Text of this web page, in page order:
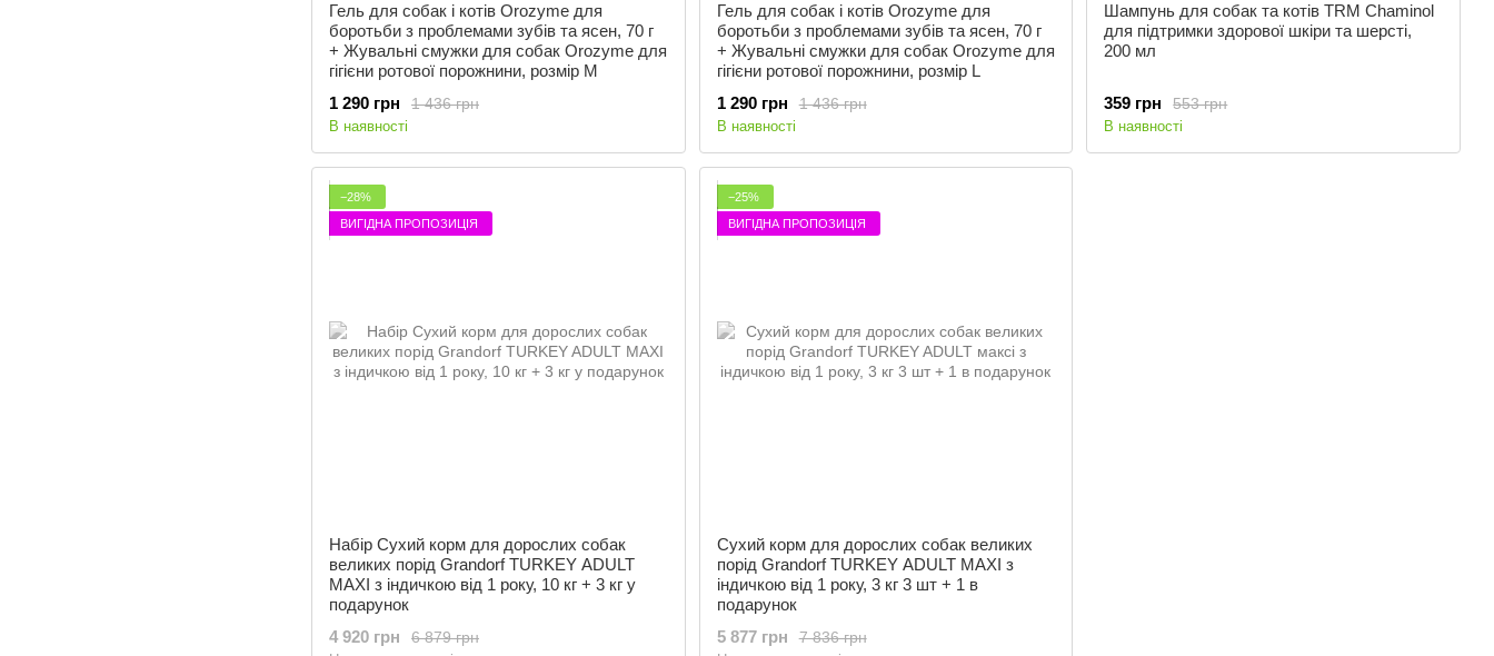
Гель для собак і котів Orozyme для
боротьби з проблемами зубів та ясен, 70 г
+ Жувальні смужки для собак Orozyme для
гігієни ротової порожнини, розмір M
1 436 грн
1 290 грн
В наявності
Гель для собак і котів Orozyme для
боротьби з проблемами зубів та ясен, 70 г
+ Жувальні смужки для собак Orozyme для
гігієни ротової порожнини, розмір L
1 436 грн
1 290 грн
В наявності
Шампунь для собак та котів TRM Chaminol
для підтримки здорової шкіри та шерсті,
200 мл
553 грн
359 грн
В наявності
−28%
ВИГІДНА ПРОПОЗИЦІЯ
Набір Сухий корм для дорослих собак
великих порід Grandorf TURKEY ADULT
MAXI з індичкою від 1 року, 10 кг + 3 кг у
подарунок
6 879 грн
4 920 грн
−25%
ВИГІДНА ПРОПОЗИЦІЯ
Сухий корм для дорослих собак великих
порід Grandorf TURKEY ADULT MAXI з
індичкою від 1 року, 3 кг 3 шт + 1 в
подарунок
7 836 грн
5 877 грн